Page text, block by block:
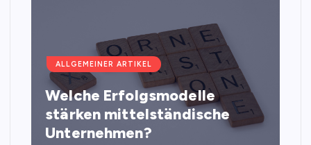
ALLGEMEINER ARTIKEL
Welche Erfolgsmodelle
stärken mittelständische
Unternehmen?